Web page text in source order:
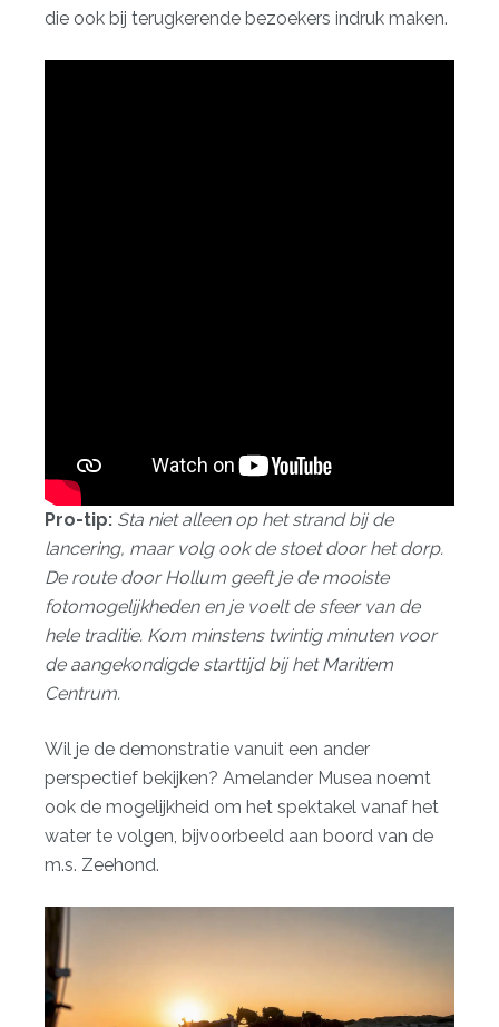
die ook bij terugkerende bezoekers indruk maken.
Pro-tip: Sta niet alleen op het strand bij de
lancering, maar volg ook de stoet door het dorp.
De route door Hollum geeft je de mooiste
fotomogelijkheden en je voelt de sfeer van de
hele traditie. Kom minstens twintig minuten voor
de aangekondigde starttijd bij het Maritiem
Centrum.
Wil je de demonstratie vanuit een ander
perspectief bekijken? Amelander Musea noemt
ook de mogelijkheid om het spektakel vanaf het
water te volgen, bijvoorbeeld aan boord van de
m.s. Zeehond.